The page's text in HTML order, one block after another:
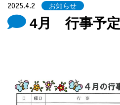
2025.4.2 お知らせ
4月 行事予定